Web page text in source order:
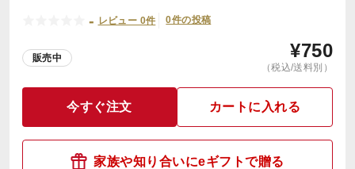
- レビュー 0件 0件の投稿
販売中 ¥750
（税込/送料別）
今すぐ注文 カートに入れる
家族や知り合いにeギフトで贈る